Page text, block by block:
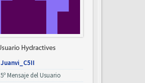
Juanvi_C5II
5º Mensaje del Usuario